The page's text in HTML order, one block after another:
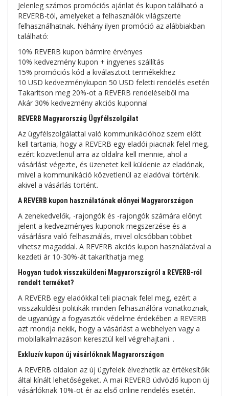
Jelenleg számos promóciós ajánlat és kupon található a
REVERB-tól, amelyeket a felhasználók világszerte
felhasználhatnak. Néhány ilyen promóció az alábbiakban
található:
10% REVERB kupon bármire érvényes
10% kedvezmény kupon + ingyenes szállítás
15% promóciós kód a kiválasztott termékekhez
10 USD kedvezménykupon 50 USD feletti rendelés esetén
Takarítson meg 20%-ot a REVERB rendeléseiből ma
Akár 30% kedvezmény akciós kuponnal
REVERB Magyarország Ügyfélszolgálat
Az ügyfélszolgálattal való kommunikációhoz szem előtt
kell tartania, hogy a REVERB egy eladói piacnak felel meg,
ezért közvetlenül arra az oldalra kell mennie, ahol a
vásárlást végezte, és üzenetet kell küldenie az eladónak,
mivel a kommunikáció közvetlenül az eladóval történik.
akivel a vásárlás történt.
A REVERB kupon használatának előnyei Magyarországon
A zenekedvelők, -rajongók és -rajongók számára előnyt
jelent a kedvezményes kuponok megszerzése és a
vásárlásra való felhasználás, mivel olcsóbban többet
vihetsz magaddal. A REVERB akciós kupon használatával a
kezdeti ár 10-30%-át takaríthatja meg.
Hogyan tudok visszaküldeni Magyarországról a REVERB-ról
rendelt terméket?
A REVERB egy eladókkal teli piacnak felel meg, ezért a
visszaküldési politikák minden felhasználóra vonatkoznak,
de ugyanúgy a fogyasztók védelme érdekében a REVERB
azt mondja nekik, hogy a vásárlást a webhelyen vagy a
mobilalkalmazáson keresztül kell végrehajtani. .
Exkluzív kupon új vásárlóknak Magyarországon
A REVERB oldalon az új ügyfelek élvezhetik az értékesítőik
által kínált lehetőségeket. A mai REVERB üdvözlő kupon új
vásárlóknak 10%-ot ér az első online rendelés esetén.